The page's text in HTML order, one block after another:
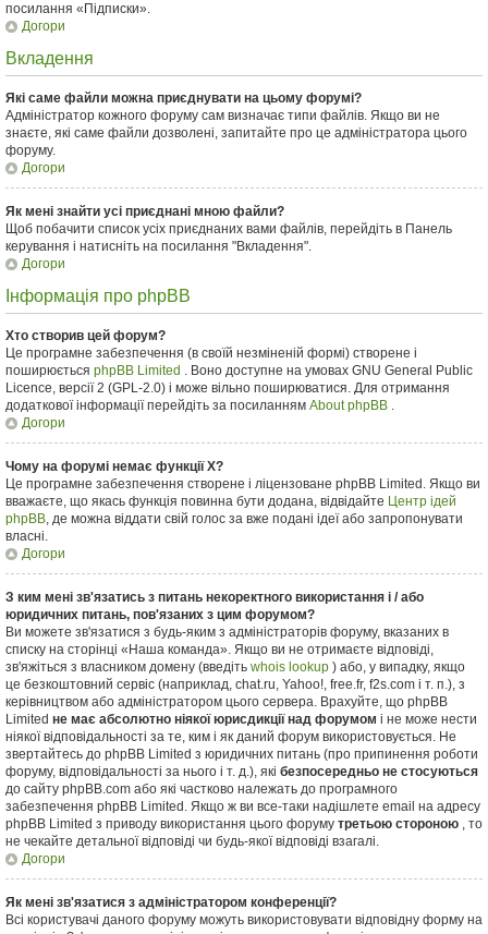
посилання «Підписки».
Догори
Вкладення
Які саме файли можна приєднувати на цьому форумі?
Адміністратор кожного форуму сам визначає типи файлів. Якщо ви не
знаєте, які саме файли дозволені, запитайте про це адміністратора цього
форуму.
Догори
Як мені знайти усі приєднані мною файли?
Щоб побачити список усіх приєднаних вами файлів, перейдіть в Панель
керування і натисніть на посилання "Вкладення".
Догори
Інформація про phpBB
Хто створив цей форум?
Це програмне забезпечення (в своїй незміненій формі) створене і
поширюється phpBB Limited . Воно доступне на умовах GNU General Public
Licence, версії 2 (GPL-2.0) і може вільно поширюватися. Для отримання
додаткової інформації перейдіть за посиланням About phpBB .
Догори
Чому на форумі немає функції X?
Це програмне забезпечення створене і ліцензоване phpBB Limited. Якщо ви
вважаєте, що якась функція повинна бути додана, відвідайте Центр ідей
phpBB, де можна віддати свій голос за вже подані ідеї або запропонувати
власні.
Догори
З ким мені зв'язатись з питань некоректного використання і / або
юридичних питань, пов'язаних з цим форумом?
Ви можете зв'язатися з будь-яким з адміністраторів форуму, вказаних в
списку на сторінці «Наша команда». Якщо ви не отримаєте відповіді,
зв'яжіться з власником домену (введіть whois lookup ) або, у випадку, якщо
це безкоштовний сервіс (наприклад, chat.ru, Yahoo!, free.fr, f2s.com і т. п.), з
керівництвом або адміністратором цього сервера. Врахуйте, що phpBB
Limited не має абсолютно ніякої юрисдикції над форумом і не може нести
ніякої відповідальності за те, ким і як даний форум використовується. Не
звертайтесь до phpBB Limited з юридичних питань (про припинення роботи
форуму, відповідальності за нього і т. д.), які безпосередньо не стосуються
до сайту phpBB.com або які частково належать до програмного
забезпечення phpBB Limited. Якщо ж ви все-таки надішлете email на адресу
phpBB Limited з приводу використання цього форуму третьою стороною , то
не чекайте детальної відповіді чи будь-якої відповіді взагалі.
Догори
Як мені зв'язатися з адміністратором конференції?
Всі користувачі даного форуму можуть використовувати відповідну форму на